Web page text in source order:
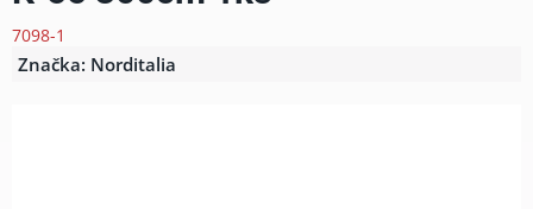
7098-1
Značka: Norditalia